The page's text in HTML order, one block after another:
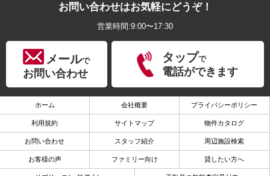
お問い合わせはお気軽にどうぞ！
営業時間:9:00〜17:30
メールで
お問い合わせ
タップで
電話ができます
ホーム 会社概要 プライバシーポリシー
利用規約 サイトマップ 物件カタログ
お問い合わせ スタッフ紹介 周辺施設検索
お客様の声 ファミリー向け 貸したい方へ